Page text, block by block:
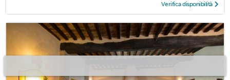
Verifica disponibilità